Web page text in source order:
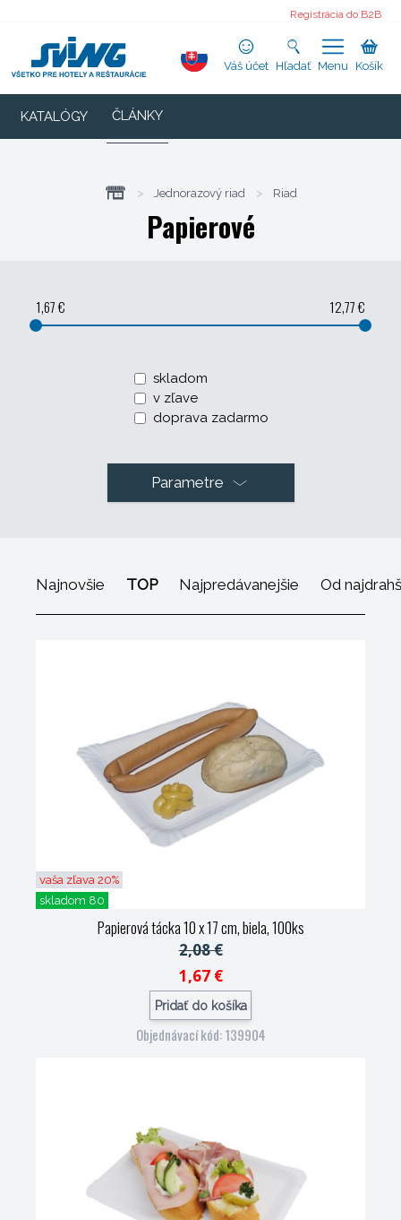
Registrácia do B2B
Váš účet Hľadať Menu Košík
KATALÓGY ČLÁNKY
> Jednorazový riad > Riad
Papierové
1,67 € 12,77 €
skladom
v zľave
doprava zadarmo
Parametre
Najnovšie TOP Najpredávanejšie Od
vaša zľava 20%
skladom 80
Papierová tácka 10 x 17 cm, biela, 100ks
2,08 €
1,67 €
Pridať do košíka
Objednávací kód: 139904